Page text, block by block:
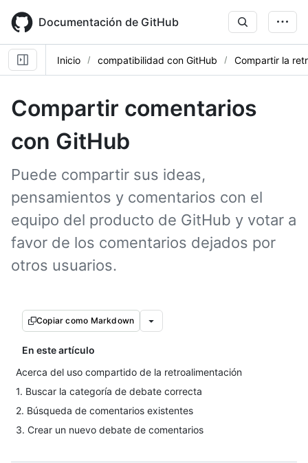
main
content
Documentación de GitHub
Inicio compatibilidad con GitHub Compartir la
Compartir comentarios
con GitHub
Puede compartir sus ideas,
pensamientos y comentarios con el
equipo del producto de GitHub y votar a
favor de los comentarios dejados por
otros usuarios.
Copiar como Markdown
En este artículo
Acerca del uso compartido de la retroalimentación
1. Buscar la categoría de debate correcta
2. Búsqueda de comentarios existentes
3. Crear un nuevo debate de comentarios